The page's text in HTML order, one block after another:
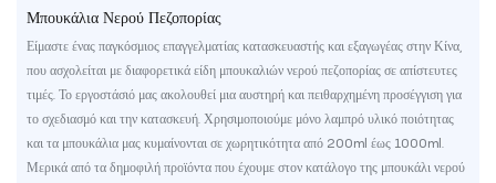
Μπουκάλια Νερού Πεζοπορίας
Είμαστε ένας παγκόσμιος επαγγελματίας κατασκευαστής και εξαγωγέας στην Κίνα,
που ασχολείται με διαφορετικά είδη μπουκαλιών νερού πεζοπορίας σε απίστευτες
τιμές. Το εργοστάσιό μας ακολουθεί μια αυστηρή και πειθαρχημένη προσέγγιση για
το σχεδιασμό και την κατασκευή. Χρησιμοποιούμε μόνο λαμπρό υλικό ποιότητας
και τα μπουκάλια μας κυμαίνονται σε χωρητικότητα από 200ml έως 1000ml.
Μερικά από τα δημοφιλή προϊόντα που έχουμε στον κατάλογο της μπουκάλι νερού